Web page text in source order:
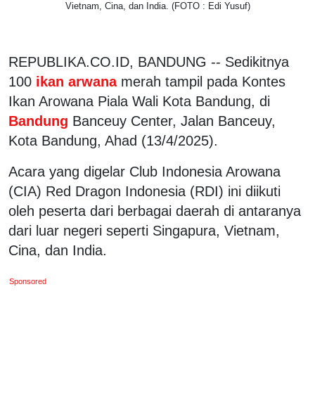
Vietnam, Cina, dan India. (FOTO : Edi Yusuf)
REPUBLIKA.CO.ID, BANDUNG -- Sedikitnya
100 ikan arwana merah tampil pada Kontes
Ikan Arowana Piala Wali Kota Bandung, di
Bandung Banceuy Center, Jalan Banceuy,
Kota Bandung, Ahad (13/4/2025).
Acara yang digelar Club Indonesia Arowana
(CIA) Red Dragon Indonesia (RDI) ini diikuti
oleh peserta dari berbagai daerah di antaranya
dari luar negeri seperti Singapura, Vietnam,
Cina, dan India.
Sponsored